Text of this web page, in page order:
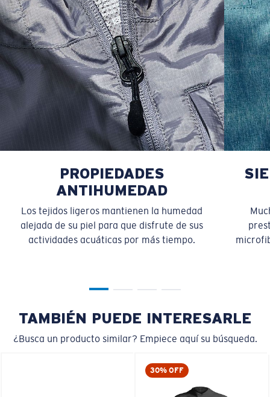
PROPIEDADES
ANTIHUMEDAD
Los tejidos ligeros mantienen la humedad
alejada de su piel para que disfrute de sus
actividades acuáticas por más tiempo.
TAMBIÉN PUEDE INTERESARLE
¿Busca un producto similar? Empiece aquí su búsqueda.
30% OFF